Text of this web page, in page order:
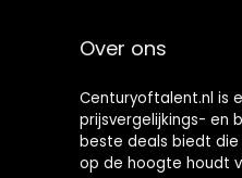
Over ons
Centuryoftalent.nl is
prijsvergelijkings- en
beste deals biedt die
op de hoogte houdt